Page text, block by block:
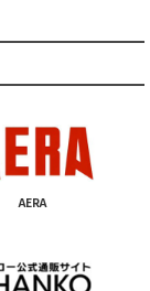
AERA